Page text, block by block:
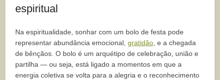
espiritual
Na espiritualidade, sonhar com um bolo de festa pode
representar abundância emocional,gratidão, e a chegada
de bênçãos. O bolo é um arquétipo de celebração, união e
partilha — ou seja, está ligado a momentos em que a
energia coletiva se volta para a alegria e o reconhecimento